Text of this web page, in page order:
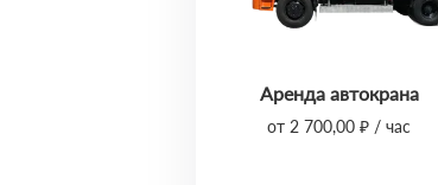
Аренда автокрана
от 2 700,00 ₽ / час